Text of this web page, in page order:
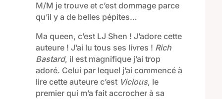
M/M je trouve et c’est dommage parce
qu’il y a de belles pépites…
Ma queen, c’est LJ Shen ! J’adore cette
auteure ! J’ai lu tous ses livres ! Rich
Bastard, il est magnifique j’ai trop
adoré. Celui par lequel j’ai commencé à
lire cette auteure c’est Vicious, le
premier qui m’a fait accrocher à sa